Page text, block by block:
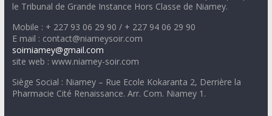
le Tribunal de Grande Instance Hors Classe de Niamey.
Mobile : + 227 93 06 29 90 / + 227 94 06 29 90
E mail : contact@niameysoir.com
soirniamey@gmail.com
site web : www.niamey-soir.com
Siège Social : Niamey – Rue Ecole Kokaranta 2, Derrière la
Pharmacie Cité Renaissance. Arr. Com. Niamey 1.